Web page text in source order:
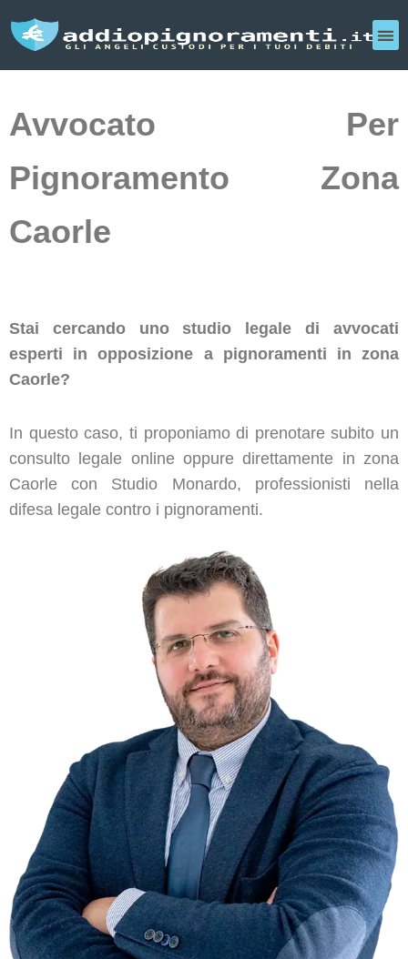
Avvocato Per
Pignoramento Zona
Caorle
Stai cercando uno studio legale di avvocati
esperti in opposizione a pignoramenti in zona
Caorle?
In questo caso, ti proponiamo di prenotare subito un
consulto legale online oppure direttamente in zona
Caorle con Studio Monardo, professionisti nella
difesa legale contro i pignoramenti.